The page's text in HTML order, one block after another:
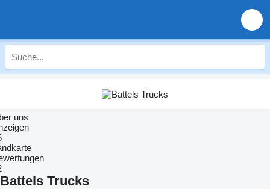
uns
Battels Trucks